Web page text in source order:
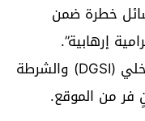
خطرة ضمن
إرهابية”.
وتشارك المديرية العامة للأمن الداخلي (DGSI) والشرطة
فر من الموقع.